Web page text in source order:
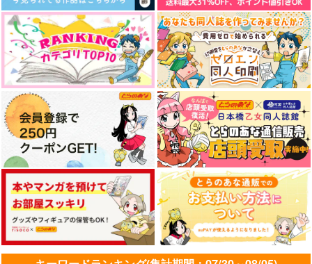
減っていくおんな
みずいろの街
886円（税込）
九井一×乾青宗
サンプル
作品詳細
存在しないアカウント
です
みずいろの街
886円（税込）
九井一×乾青宗
サンプル
作品詳細
うまれつき体のない男
たち
みずいろの街
886円（税込）
九井一×乾青宗
サンプル
作品詳細
Wanna be イヌピーが
高校進学を目指す話
SPOOKY
専売 834円（税込）
東京卍リベンジャーズ
乾青宗
九井一
サンプル
カート
モブレ衝動
Zoom
専売 472 円（税込）
東京卍リベンジャーズ
佐野真一郎×乾青宗
サンプル
カート
光バイト
ミハルヤ
専売 629円（税込）
東京卍リベンジャーズ
九井一×乾青宗
サンプル
カート